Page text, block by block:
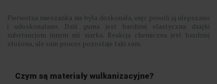
Pierwotna mieszanka nie była doskonała, więc powoli ją ulepszano
i udoskonalano. Dziś guma jest bardziej elastyczna dzięki
substancjom innym niż siarka. Reakcja chemiczna jest bardziej
złożona, ale sam proces pozostaje taki sam.
Czym są materiały wulkanizacyjne?